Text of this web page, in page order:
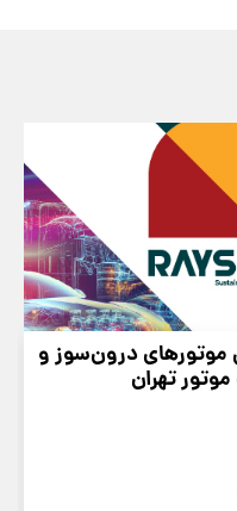
موتورهای درون‌سوز و
تهران